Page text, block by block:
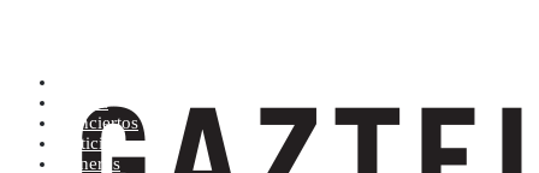
Tienda
Conciertos
Noticias
Géneros